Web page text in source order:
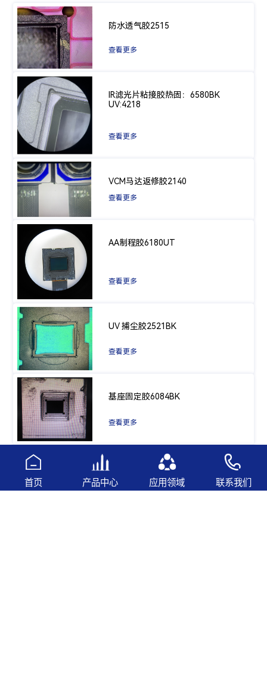
防水透气胶2515
查看更多
IR滤光片粘接胶热固：6580BK
UV:4218
查看更多
VCM马达返修胶2140
查看更多
AA制程胶6180UT
查看更多
UV 捕尘胶2521BK
查看更多
基座固定胶6084BK
查看更多
IR CUT 滤光片粘接热固胶6083BK
查看更多
首页 产品中心 应用领域 联系我们